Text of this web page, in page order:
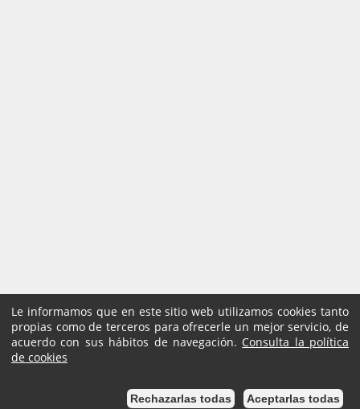
Le informamos que en este sitio web utilizamos cookies tanto
propias como de terceros para ofrecerle un mejor servicio, de
acuerdo con sus hábitos de navegación. Consulta la política
de cookies
Rechazarlas todas Aceptarlas todas